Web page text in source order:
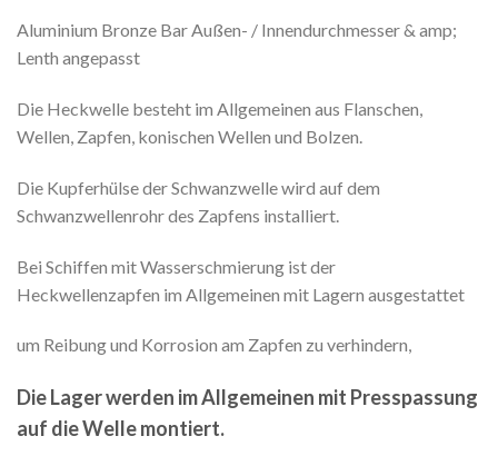
Aluminium Bronze Bar Außen- / Innendurchmesser & amp;
Lenth angepasst
Die Heckwelle besteht im Allgemeinen aus Flanschen,
Wellen, Zapfen, konischen Wellen und Bolzen.
Die Kupferhülse der Schwanzwelle wird auf dem
Schwanzwellenrohr des Zapfens installiert.
Bei Schiffen mit Wasserschmierung ist der
Heckwellenzapfen im Allgemeinen mit Lagern ausgestattet
um Reibung und Korrosion am Zapfen zu verhindern,
Die Lager werden im Allgemeinen mit Presspassung
auf die Welle montiert.